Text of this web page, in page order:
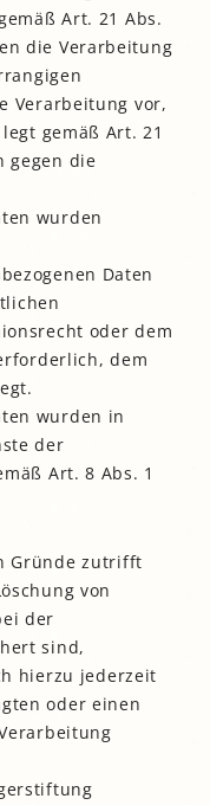
Art. 21 Abs.
die Verarbeitung
Verarbeitung vor,
gemäß Art. 21
gegen die
wurden
Daten
oder dem
dem
wurden in
der
Art. 8 Abs. 1
Gründe zutrifft
von
der
sind,
hierzu jederzeit
oder einen